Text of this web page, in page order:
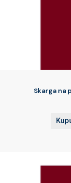
Skarga na